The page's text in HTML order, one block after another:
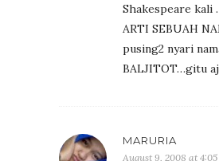
Shakespeare kali
ARTI SEBUAH
pusing2 nyari
BALJITOT…gitu
MARURIA
August 9, 2008 at